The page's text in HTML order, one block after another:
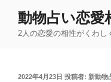
動物占い恋愛
2人の恋愛の相性がくわし
投
2022年4月23日 投稿者: 新動物